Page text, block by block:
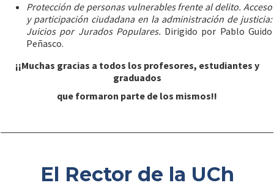
Protección de personas vulnerables frente al delito. Acceso
y participación ciudadana en la administración de justicia:
Juicios por Jurados Populares. Dirigido por Pablo Guido
Peñasco.
¡¡Muchas gracias a todos los profesores, estudiantes y
graduados
que formaron parte de los mismos!!
El Rector de la UCh